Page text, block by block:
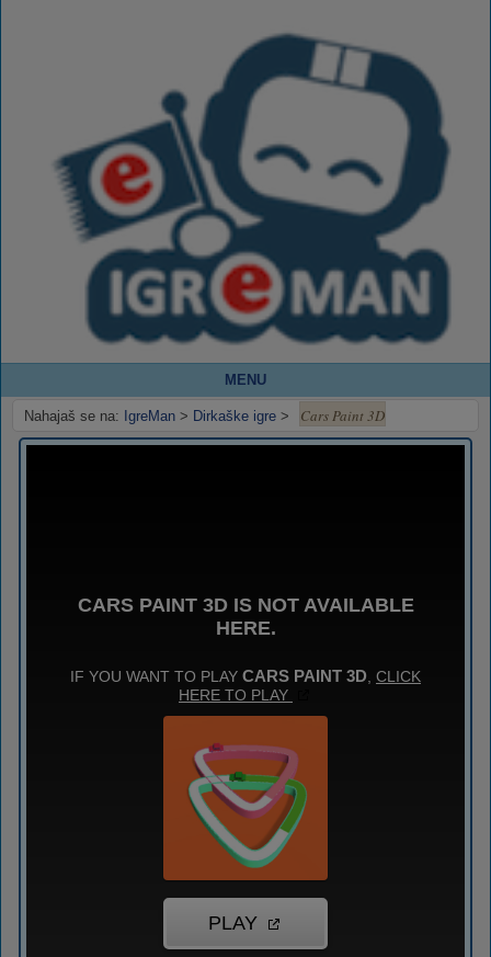
MENU
Nahajaš se na: IgreMan > Dirkaške igre > Cars Paint 3D